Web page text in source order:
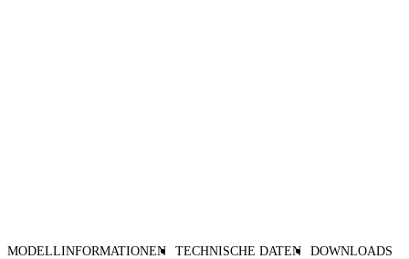
MODELLINFORMATIONEN TECHNISCHE DATEN DOWNLOADS